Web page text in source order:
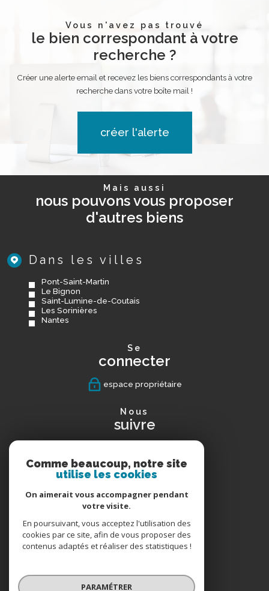
Vous n'avez pas trouvé
le bien correspondant à votre
recherche ?
Créer une alerte email et recevez les biens correspondants à votre
recherche dans votre boîte mail !
créer l'alerte
Mais aussi
nous pouvons vous proposer
d'autres biens
Dans les villes
Pont-Saint-Martin
Le Bignon
Saint-Lumine-de-Coutais
Les Sorinières
Nantes
se
connecter
espace propriétaire
nous
suivre
avis
clients
nous
Comme beaucoup, notre site
utilise les cookies
On aimerait vous accompagner pendant
votre visite.
En poursuivant, vous acceptez l'utilisation des
cookies par ce site, afin de vous proposer des
contenus adaptés et réaliser des statistiques !
PARAMÉTRER